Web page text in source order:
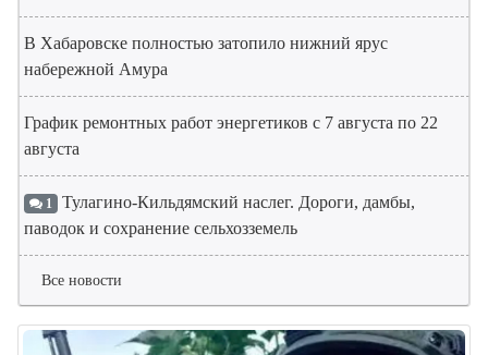
В Хабаровске полностью затопило нижний ярус
набережной Амура
График ремонтных работ энергетиков с 7 августа по 22
августа
1 Тулагино-Кильдямский наслег. Дороги, дамбы,
паводок и сохранение сельхозземель
Все новости